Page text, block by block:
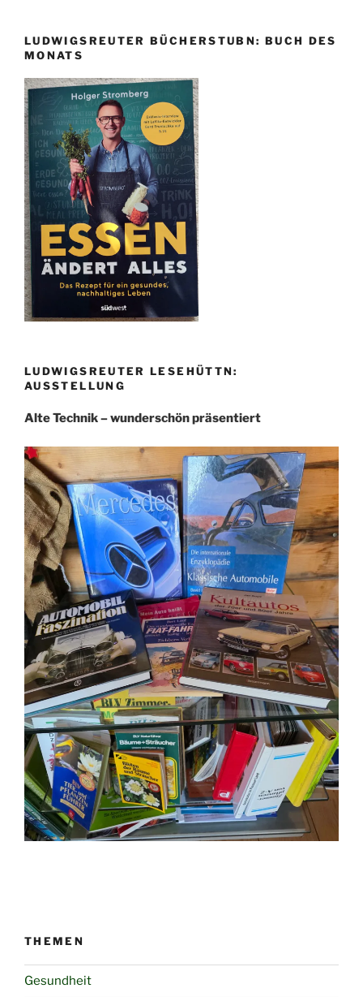
LUDWIGSREUTER BÜCHERSTUBN: BUCH DES
MONATS
LUDWIGSREUTER LESEHÜTTN:
AUSSTELLUNG
Alte Technik – wunderschön präsentiert
THEMEN
Gesundheit